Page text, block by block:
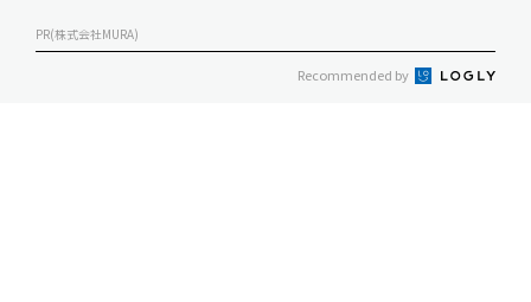
PR(株式会社MURA)
Recommended by